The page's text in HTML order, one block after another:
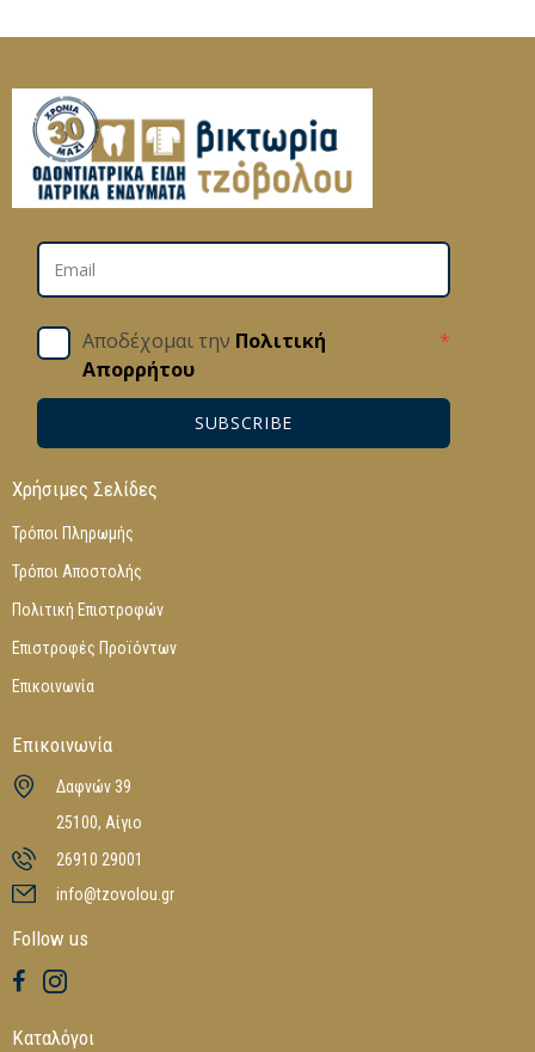
Αποδέχομαι την Πολιτική
Απορρήτου
*
SUBSCRIBE
Χρήσιμες Σελίδες
Τρόποι Πληρωμής
Τρόποι Αποστολής
Πολιτική Επιστροφών
Επιστροφές Προϊόντων
Επικοινωνία
Επικοινωνία
Δαφνών 39
25100, Αίγιο
26910 29001
info@tzovolou.gr
Follow us
Καταλόγοι